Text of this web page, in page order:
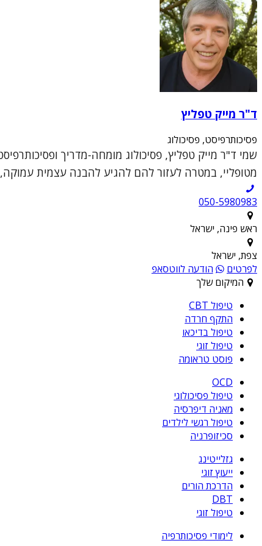
ד"ר מייק טפליץ
פסיכותרפיסט, פסיכולוג
שמי ד"ר מייק טפליץ, פסיכולוג מומחה-מדריך
מטופליי, במטרה לעזור להם להגיע להבנה עצמית
050-5980983
ראש פינה, ישראל
צפת, ישראל
לפרטים
הודעה לווטסאפ
המיקום שלך
טיפול CBT
התקף חרדה
טיפול בדיכאו
טיפול זוגי
פוסט טראומה
OCD
טיפול פסיכולוגי
מאניה דיפרסיה
טיפול רגשי לילדים
סכיזופרניה
גזלייטינג
ייעוץ זוגי
הדרכת הורים
DBT
טיפול זוגי
לימודי פסיכותרפיה